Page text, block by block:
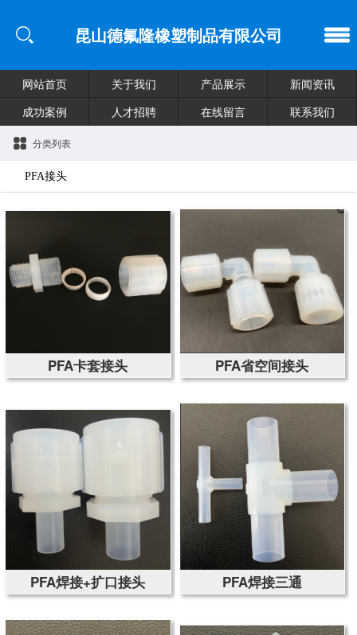
昆山德氟隆橡塑制品有限公司
网站首页 关于我们 产品展示
新闻资讯
成功案例
人才招聘 在线留言 联系我们
分类列表
PFA接头
PFA卡套接头 PFA省空间接头
PFA焊接+扩口接头 PFA焊接三通